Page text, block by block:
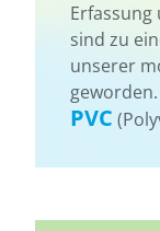
sind zu
unserer
PVC